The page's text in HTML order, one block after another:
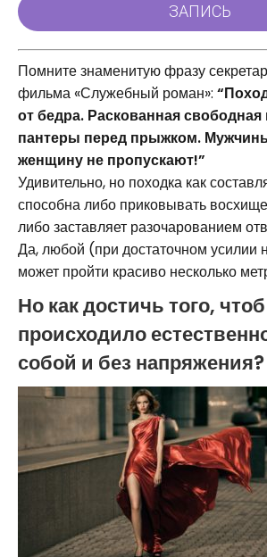
Помните знаменитую фразу
фильма «Служебный роман»:
от бедра. Раскованная свободная
пантеры перед прыжком.
женщину не пропускают!”
Удивительно, но походка как
способна либо приковывать
либо заставляет разочарованием
Да, любой (при достаточном усилии
может пройти красиво несколько
Но как достичь того,
происходило
собой и без напряжения?